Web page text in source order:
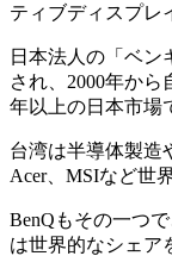
ティブディスプレ
日本法人の「ベン
され、2000年か
年以上の日本市場
台湾は半導体製造
Acer、MSIなど世
BenQもその一つ
は世界的なシェア